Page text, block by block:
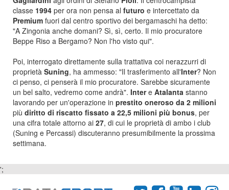
classe 1994 per ora non pensa al futuro e intercettato da
Premium fuori dal centro sportivo dei bergamaschi ha detto:
"A Zingonia anche domani? Sì, sì, certo. Il mio procuratore
Beppe Riso a Bergamo? Non l'ho visto qui".
Poi, interrogato direttamente sulla trattativa coi nerazzurri di
proprietà Suning, ha ammesso: "Il trasferimento all'Inter? Non
ci penso, ci penserà il mio procuratore. Sarebbe sicuramente
un bel salto, vedremo come andrà". Intere Atalanta stanno
lavorando per un'operazione in prestito oneroso da 2 milioni
più diritto di riscatto fissato a 22,5 milioni più bonus, per
una cifra totale attorno ai 27, di cui le proprietà di ambo i club
(Suning e Percassi) discuteranno presumibilmente la prossima
settimana.
';